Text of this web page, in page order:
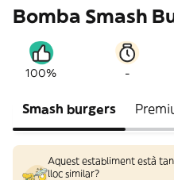
Bomba Smash
100% -
Smash burgers
Aquest establiment està
lloc similar?